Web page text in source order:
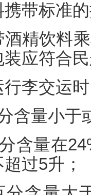
带标准
精饮料
应符合
李交运
含量小
含量在
过5升；